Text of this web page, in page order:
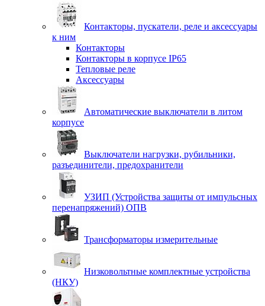
Контакторы, пускатели, реле и аксессуары
к ним
Контакторы
Контакторы в корпусе IP65
Тепловые реле
Аксессуары
Автоматические выключатели в литом
корпусе
Выключатели нагрузки, рубильники,
разъединители, предохранители
УЗИП (Устройства защиты от импульсных
перенапряжений) ОПВ
Трансформаторы измерительные
Низковольтные комплектные устройства
(НКУ)